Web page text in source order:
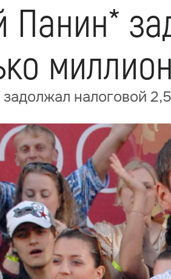
Панин*
налоговой